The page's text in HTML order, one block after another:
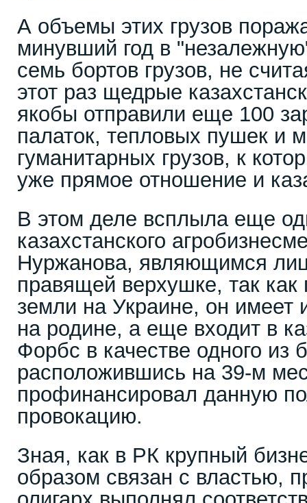
А объемы этих грузов
минувший год в
семь бортов грузов, не
этот раз щедрые
якобы отправили еще 100
палаток, тепловых пушек и
гуманитарных грузов, к
уже прямое отношение и
В этом деле всплыла еще
казахстанского
Нуржанова, являющимся
правящей верхушке, так
земли на Украине, он имеет
на родине, а еще входит в
Форбс в качестве одного из
расположившись на 39-м
профинансировал данную
провокацию.
Зная, как в РК крупный
образом связан с властью,